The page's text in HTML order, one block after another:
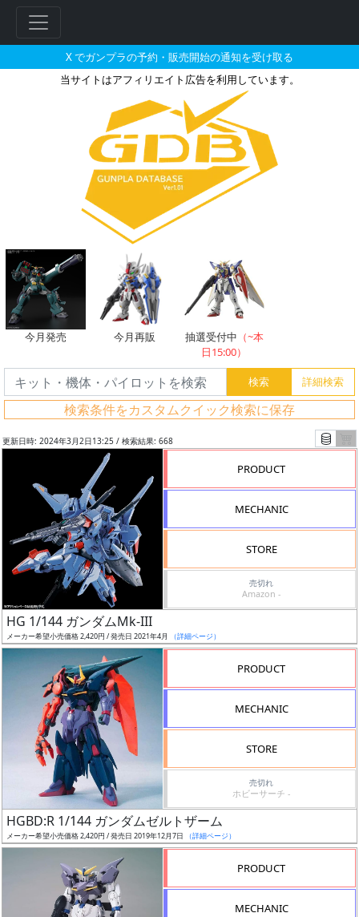
X でガンプラの予約・販売開始の通知を受け取る
当サイトはアフィリエイト広告を利用しています。
HG 1/144 ガンダムMk-IIIとそれ
今月発売 今月再販 抽選受付中 （~本
日15:00）
検索条件をカスタムクイック検索に保存
フ
リ
ー
グ
レ
更新日時: 2024年3月2日13:25 / 検索結果: 668
PRODUCT
MECHANIC
STORE
売切れ
Amazon -
HG 1/144 ガンダムMk-III
メーカー希望小売価格 2,420円 / 発売日 2021年4月 （詳細ページ）
PRODUCT
MECHANIC
STORE
売切れ
ホビーサーチ -
HGBD:R 1/144 ガンダムゼルトザーム
メーカー希望小売価格 2,420円 / 発売日 2019年12月7日 （詳細ページ）
PRODUCT
MECHANIC